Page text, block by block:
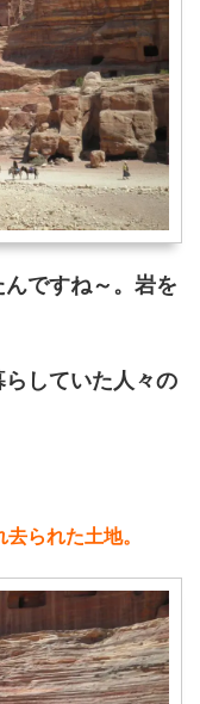
ですね～。岩を
していた人々の
られた土地。